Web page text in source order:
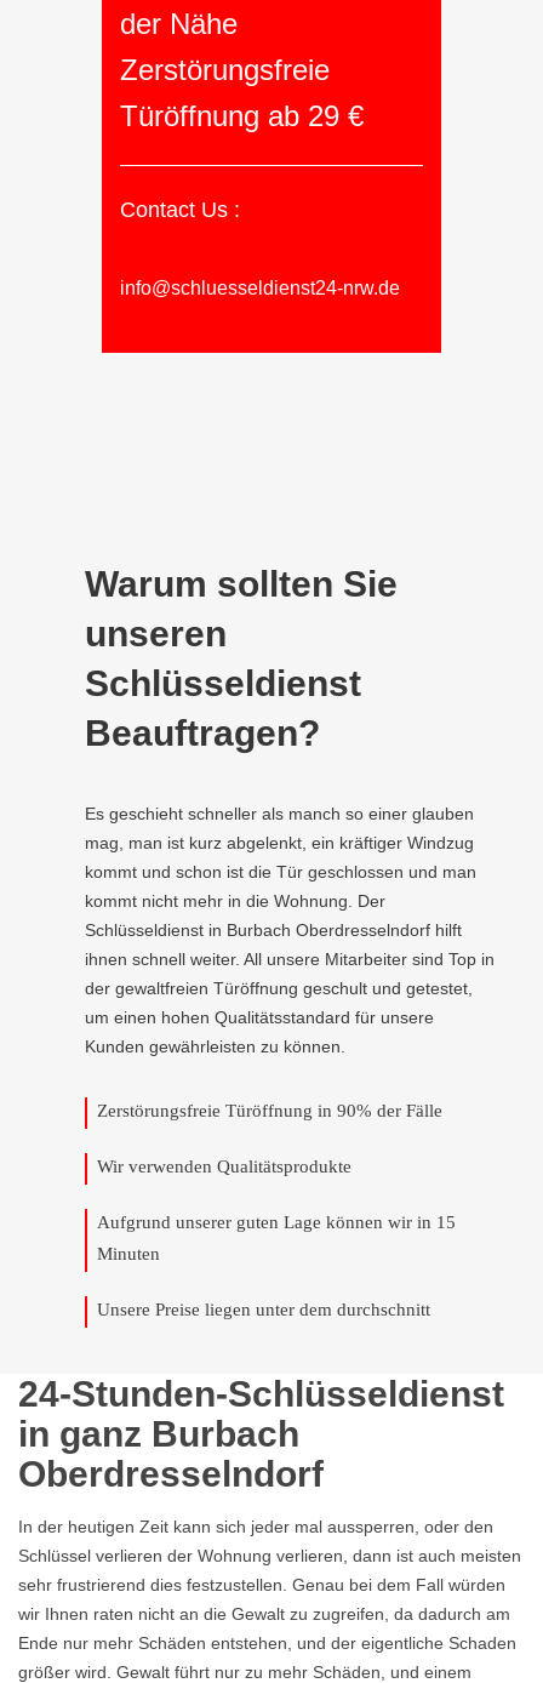
der Nähe
Zerstörungsfreie
Türöffnung ab 29 €
Contact Us :
info@schluesseldienst24-nrw.de
Warum sollten Sie
unseren
Schlüsseldienst
Beauftragen?
Es geschieht schneller als manch so einer glauben
mag, man ist kurz abgelenkt, ein kräftiger Windzug
kommt und schon ist die Tür geschlossen und man
kommt nicht mehr in die Wohnung. Der
Schlüsseldienst in Burbach Oberdresselndorf hilft
ihnen schnell weiter. All unsere Mitarbeiter sind Top in
der gewaltfreien Türöffnung geschult und getestet,
um einen hohen Qualitätsstandard für unsere
Kunden gewährleisten zu können.
Zerstörungsfreie Türöffnung in 90% der Fälle
Wir verwenden Qualitätsprodukte
Aufgrund unserer guten Lage können wir in 15
Minuten
Unsere Preise liegen unter dem durchschnitt
24-Stunden-Schlüsseldienst
in ganz Burbach
Oberdresselndorf
In der heutigen Zeit kann sich jeder mal aussperren, oder den
Schlüssel verlieren der Wohnung verlieren, dann ist auch meisten
sehr frustrierend dies festzustellen. Genau bei dem Fall würden
wir Ihnen raten nicht an die Gewalt zu zugreifen, da dadurch am
Ende nur mehr Schäden entstehen, und der eigentliche Schaden
größer wird. Gewalt führt nur zu mehr Schäden, und einem